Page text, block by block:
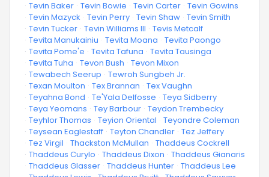
· Tevin Baker · Tevin Bowie · Tevin Carter · Tevin Gowins
· Tevin Mazyck · Tevin Perry · Tevin Shaw · Tevin Smith
· Tevin Tucker · Tevin Williams III · Tevis Metcalf
· Tevita Manukainiu · Tevita Moana · Tevita Paongo
· Tevita Pome'e · Tevita Tafuna · Tevita Tausinga
· Tevita Tuha · Tevon Bush · Tevon Mixon
· Tewabech Seerup · Tewroh Sungbeh Jr.
· Texan Moulton · Tex Brannan · Tex Vaughn
· Teyahna Bond · Te'Yala Delfosse · Teya Sidberry
· Teya Yeomans · Tey Barbour · Teydon Trembecky
· Teyhlor Thomas · Teyion Oriental · Teyondre Coleman
· Teysean Eaglestaff · Teyton Chandler · Tez Jeffery
· Tez Virgil · Thackston McMullan · Thaddeus Cockrell
· Thaddeus Curylo · Thaddeus Dixon · Thaddeus Gianaris
· Thaddeus Glasser · Thaddeus Hunter · Thaddeus Lee